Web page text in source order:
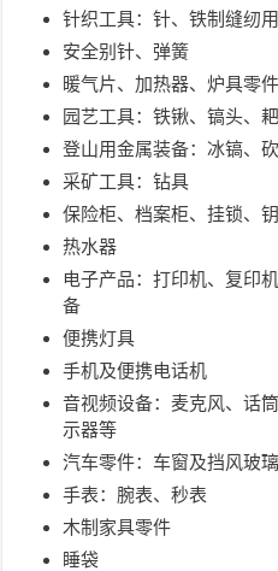
针织工具：针、铁制缝纫
安全别针、弹簧
暖气片、加热器、炉具零件
园艺工具：铁锹、镐头、
登山用金属装备：冰镐、
采矿工具：钻具
保险柜、档案柜、挂锁、
热水器
电子产品：打印机、复印
备
便携灯具
手机及便携电话机
音视频设备：麦克风、话
示器等
汽车零件：车窗及挡风玻璃
手表：腕表、秒表
木制家具零件
睡袋